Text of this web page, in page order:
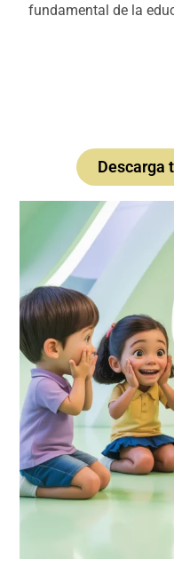
fundamental de la
Descarga